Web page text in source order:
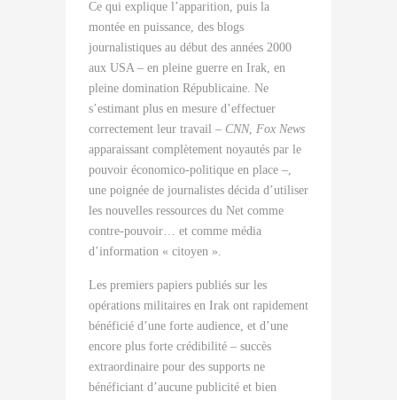
Ce qui explique l’apparition, puis la
montée en puissance, des blogs
journalistiques au début des années 2000
aux USA – en pleine guerre en Irak, en
pleine domination Républicaine. Ne
s’estimant plus en mesure d’effectuer
correctement leur travail – CNN, Fox News
apparaissant complètement noyautés par le
pouvoir économico-politique en place –,
une poignée de journalistes décida d’utiliser
les nouvelles ressources du Net comme
contre-pouvoir… et comme média
d’information « citoyen ».
Les premiers papiers publiés sur les
opérations militaires en Irak ont rapidement
bénéficié d’une forte audience, et d’une
encore plus forte crédibilité – succès
extraordinaire pour des supports ne
bénéficiant d’aucune publicité et bien